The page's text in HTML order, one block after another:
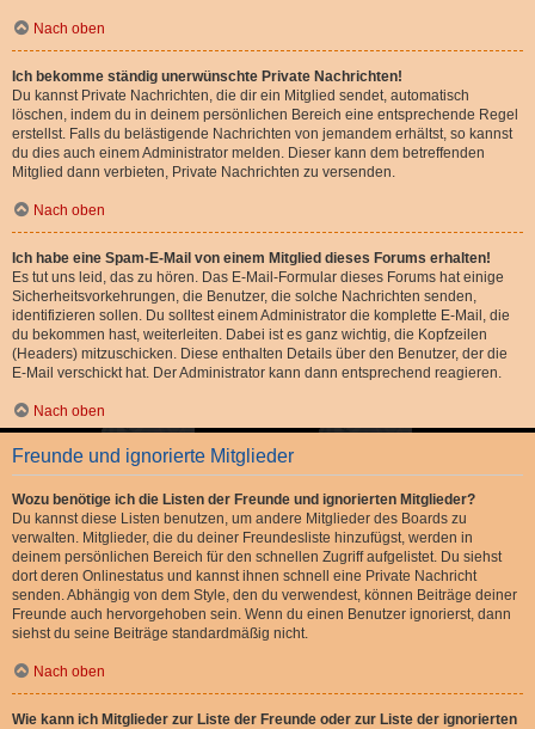
Nach oben
Ich bekomme ständig unerwünschte Private Nachrichten!
Du kannst Private Nachrichten, die dir ein Mitglied sendet, automatisch
löschen, indem du in deinem persönlichen Bereich eine entsprechende Regel
erstellst. Falls du belästigende Nachrichten von jemandem erhältst, so kannst
du dies auch einem Administrator melden. Dieser kann dem betreffenden
Mitglied dann verbieten, Private Nachrichten zu versenden.
Nach oben
Ich habe eine Spam-E-Mail von einem Mitglied dieses Forums erhalten!
Es tut uns leid, das zu hören. Das E-Mail-Formular dieses Forums hat einige
Sicherheitsvorkehrungen, die Benutzer, die solche Nachrichten senden,
identifizieren sollen. Du solltest einem Administrator die komplette E-Mail, die
du bekommen hast, weiterleiten. Dabei ist es ganz wichtig, die Kopfzeilen
(Headers) mitzuschicken. Diese enthalten Details über den Benutzer, der die
E-Mail verschickt hat. Der Administrator kann dann entsprechend reagieren.
Nach oben
Freunde und ignorierte Mitglieder
Wozu benötige ich die Listen der Freunde und ignorierten Mitglieder?
Du kannst diese Listen benutzen, um andere Mitglieder des Boards zu
verwalten. Mitglieder, die du deiner Freundesliste hinzufügst, werden in
deinem persönlichen Bereich für den schnellen Zugriff aufgelistet. Du siehst
dort deren Onlinestatus und kannst ihnen schnell eine Private Nachricht
senden. Abhängig von dem Style, den du verwendest, können Beiträge deiner
Freunde auch hervorgehoben sein. Wenn du einen Benutzer ignorierst, dann
siehst du seine Beiträge standardmäßig nicht.
Nach oben
Wie kann ich Mitglieder zur Liste der Freunde oder zur Liste der ignorierten